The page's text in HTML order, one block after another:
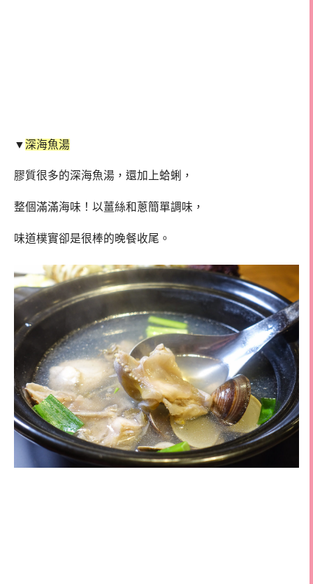
▼深海魚湯
膠質很多的深海魚湯，還加上蛤蜊，
整個滿滿海味！以薑絲和蔥簡單調味，
味道樸實卻是很棒的晚餐收尾。